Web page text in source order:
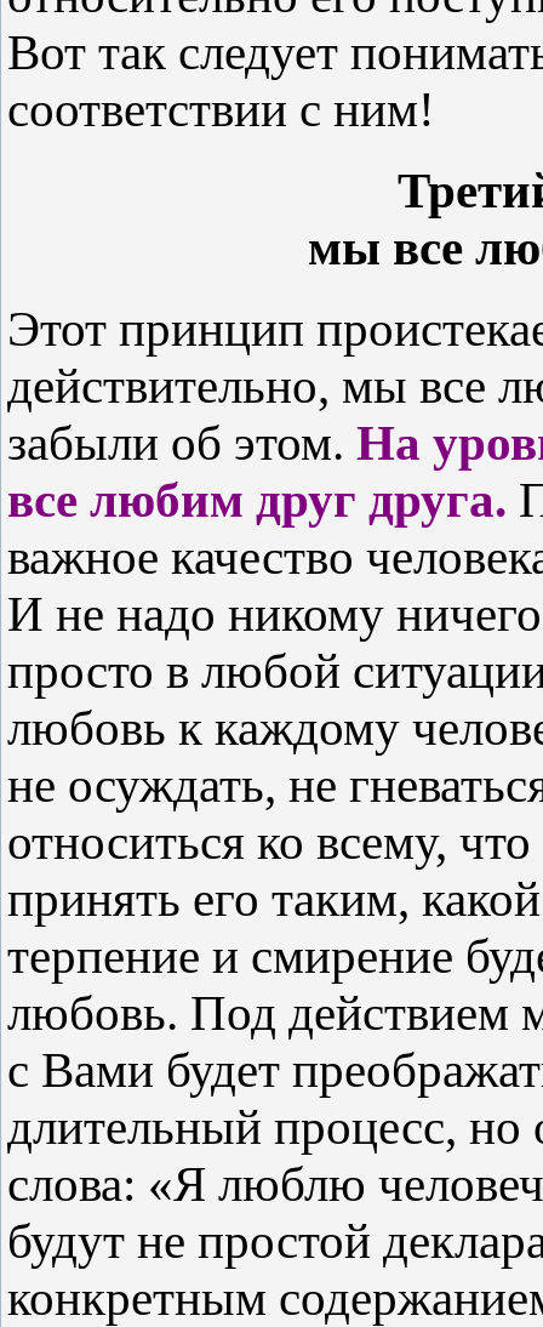
Вот так следует
соответствии с ним!
мы все
Этот принцип
действительно, мы все
забыли об этом. На
все любим друг друга.
важное качество
И не надо никому
просто в любой
любовь к каждому
не осуждать, не
относиться ко всему,
принять его таким,
терпение и смирение
любовь. Под действием
с Вами будет
длительный процесс, но
слова: «Я люблю
будут не простой
конкретным